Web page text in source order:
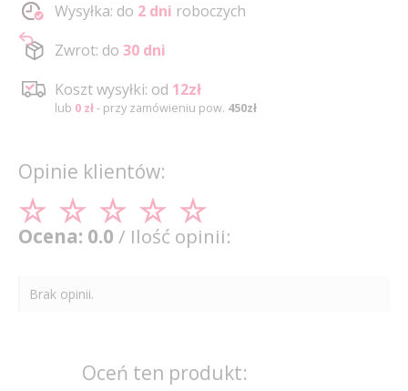
Wysyłka: do 2 dni roboczych
Zwrot: do 30 dni
Koszt wysyłki: od 12zł
lub 0 zł- przy zamówieniu pow. 450zł
Opinie klientów:
Ocena: 0.0 / Ilość opinii:
Brak opinii.
Oceń ten produkt: